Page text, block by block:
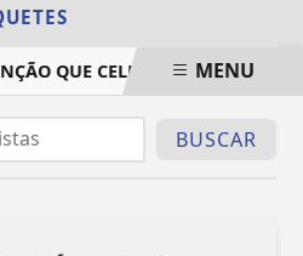
QUE CELEBRA A FIDELIDADE
MENU
BUSCAR